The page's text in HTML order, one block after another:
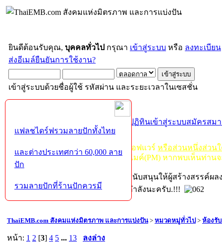
ยินดีต้อนรับคุณ, บุคคลทั่วไป กรุณา เข้าสู่ระบบ หรือ ลงทะเบียน
ส่งอีเมล์ยืนยันการใช้งาน?
เข้าสู่ระบบด้วยชื่อผู้ใช้ รหัสผ่าน และระยะเวลาในเซสชั่น
ปฏิทินเข้าสู่ระบบสมัครสม
กฏ-กติกา :ห้ามจำหน่าย, จ่ายแจก ซอฟแวร์หรือส่วนหนึ่งส่วน
ไม่ว่าจะเป็นทางหน้าบอร์ด หรือหลังไมค์(PM) หากพบเห็นท่าน
หากท่านถูกในในผลงาน หรืออยากสนับสนุนให้ผู้สร้างสรรค์ผ
โปรดช่วยบริจาคให้ผู้จัดทำบ้างตามกำลังนะครับ.!!!
ThaiEMB.com สังคมแห่งมิตรภาพ และการแบ่งปัน> หมวดหมู่ทั่วไป > ห้องรั
หน้า: 1 2 [3] 4 5 ... 13
ลงล่าง
แฟลชไดร์ฟรวมลายปักทั้งไทย
และต่างประเทศกว่า 60,000 ลาย
ปัก
รวมลายปักที่ร้านปักควรมี